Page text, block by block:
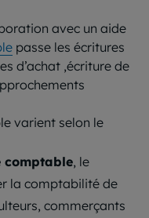
avec un aide
passe les écritures
d’achat ,écriture de
varient selon le
comptable, le
la comptabilité de
commerçants